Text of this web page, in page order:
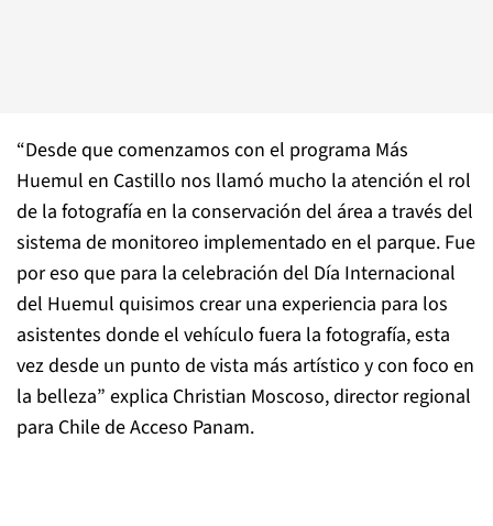
“Desde que comenzamos con el programa Más
Huemul en Castillo nos llamó mucho la atención el rol
de la fotografía en la conservación del área a través del
sistema de monitoreo implementado en el parque. Fue
por eso que para la celebración del Día Internacional
del Huemul quisimos crear una experiencia para los
asistentes donde el vehículo fuera la fotografía, esta
vez desde un punto de vista más artístico y con foco en
la belleza” explica Christian Moscoso, director regional
para Chile de Acceso Panam.